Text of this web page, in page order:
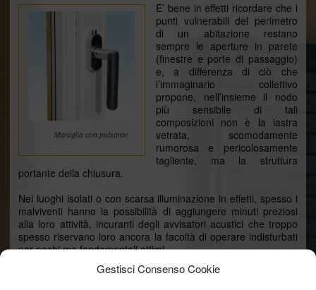
Gestisci Consenso Cookie
Maniglia con pulsante
E’ bene in effetti ricordare che i
punti vulnerabili del perimetro
di un abitazione restano
sempre le aperture in parete
(finestre e porte di passaggio)
e, a differenza di ciò che
l’immaginario collettivo
propone, nell’insieme il nodo
più sensibile di tali
composizioni non è la lastra
vetrata, scomodamente
rumorosa e pericolosamente
tagliente, ma la struttura
portante della chiusura.
Nei luoghi isolati o con scarsa illuminazione in effetti, spesso i
malviventi hanno la possibilità di aggiungere minuti preziosi
alla loro attività, incuranti degli avvisatori acustici che troppo
spesso riservano loro ancora la facoltà di operare indisturbati
per pochi ma fondamentali attimi.